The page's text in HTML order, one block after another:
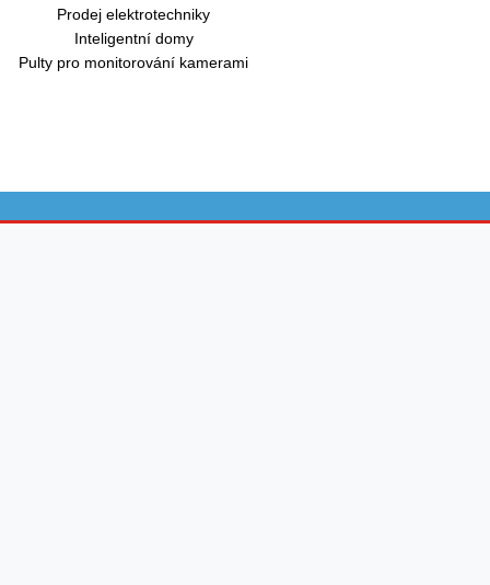
Prodej elektrotechniky
Inteligentní domy
Pulty pro monitorování kamerami